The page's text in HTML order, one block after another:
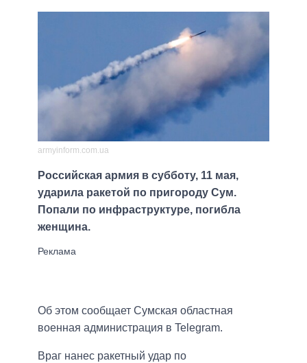
armyinform.com.ua
Российская армия в субботу, 11 мая,
ударила ракетой по пригороду Сум.
Попали по инфраструктуре, погибла
женщина.
Об этом сообщает Сумская областная
военная администрация в Telegram.
Враг нанес ракетный удар по